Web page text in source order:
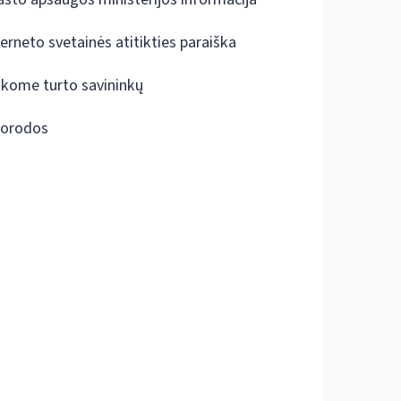
svetainės atitikties paraiška
turto savininkų